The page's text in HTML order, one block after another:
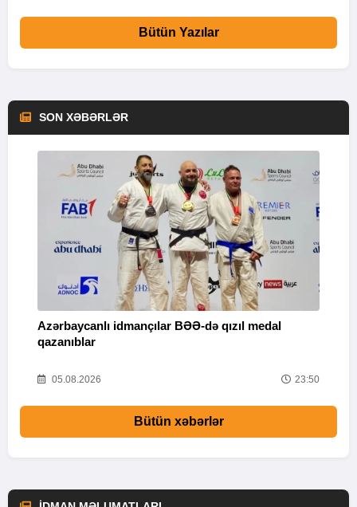
Bütün Yazılar
SON XƏBƏRLƏR
Azərbaycanlı idmançılar BƏƏ-də qızıl medal
qazanıblar
05.08.2026 23:50
Bütün xəbərlər